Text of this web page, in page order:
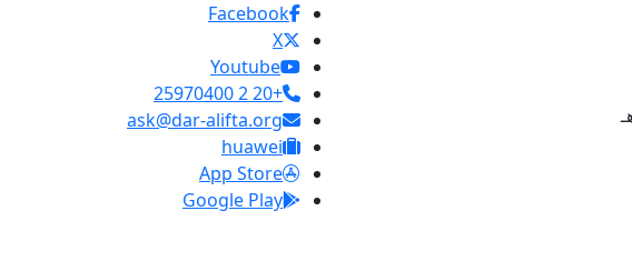
Facebook
X
Youtube
+20 2 25970400
ask@dar-alifta.org
huawei
App Store
Google Play